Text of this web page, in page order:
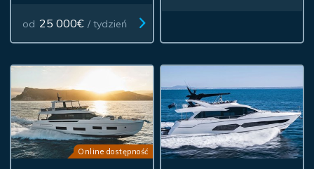
od 25 000€ / tydzień
Online dostępność